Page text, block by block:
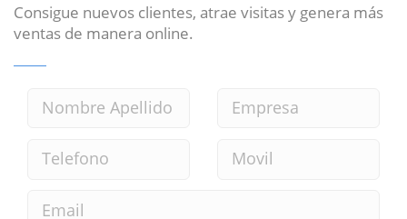
Consigue nuevos clientes, atrae visitas y genera más
ventas de manera online.